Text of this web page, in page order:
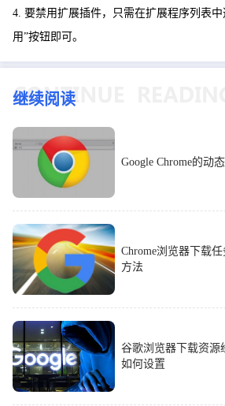
4. 要禁用扩展插件，只需在扩展程序列表
用”按钮即可。
继续阅读
Google Chrome的动
Chrome浏览器下载
方法
谷歌浏览器下载资源
如何设置